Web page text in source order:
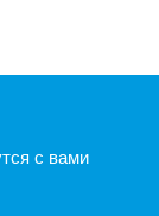
с вами